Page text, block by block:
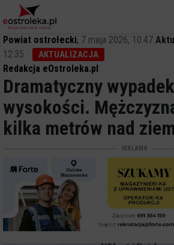
Powiat ostrołecki, 7 maja 2026, 10:47
12:35
AKTUALIZACJA
Redakcja eOstroleka.pl
Dramatyczny
wysokości.
kilka metrów nad
REKLAMA